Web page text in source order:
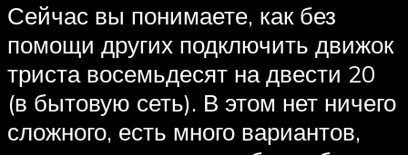
Сейчас вы понимаете, как без
помощи других подключить движок
триста восемьдесят на двести 20
(в бытовую сеть). В этом нет ничего
сложного, есть много вариантов,